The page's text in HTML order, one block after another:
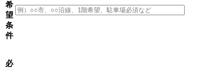
希
望
条
件
必